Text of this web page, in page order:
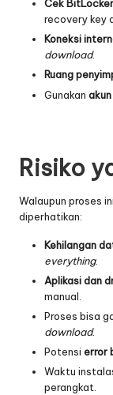
Cek BitLocker
recovery key
Koneksi
download.
Ruang
Gunakan
Risiko
Walaupun proses
diperhatikan:
Kehilangan
everything.
Aplikasi dan
manual.
Proses bisa
download.
Potensi error
Waktu
perangkat.